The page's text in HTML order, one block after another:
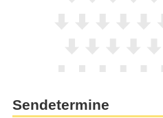
Sendetermine